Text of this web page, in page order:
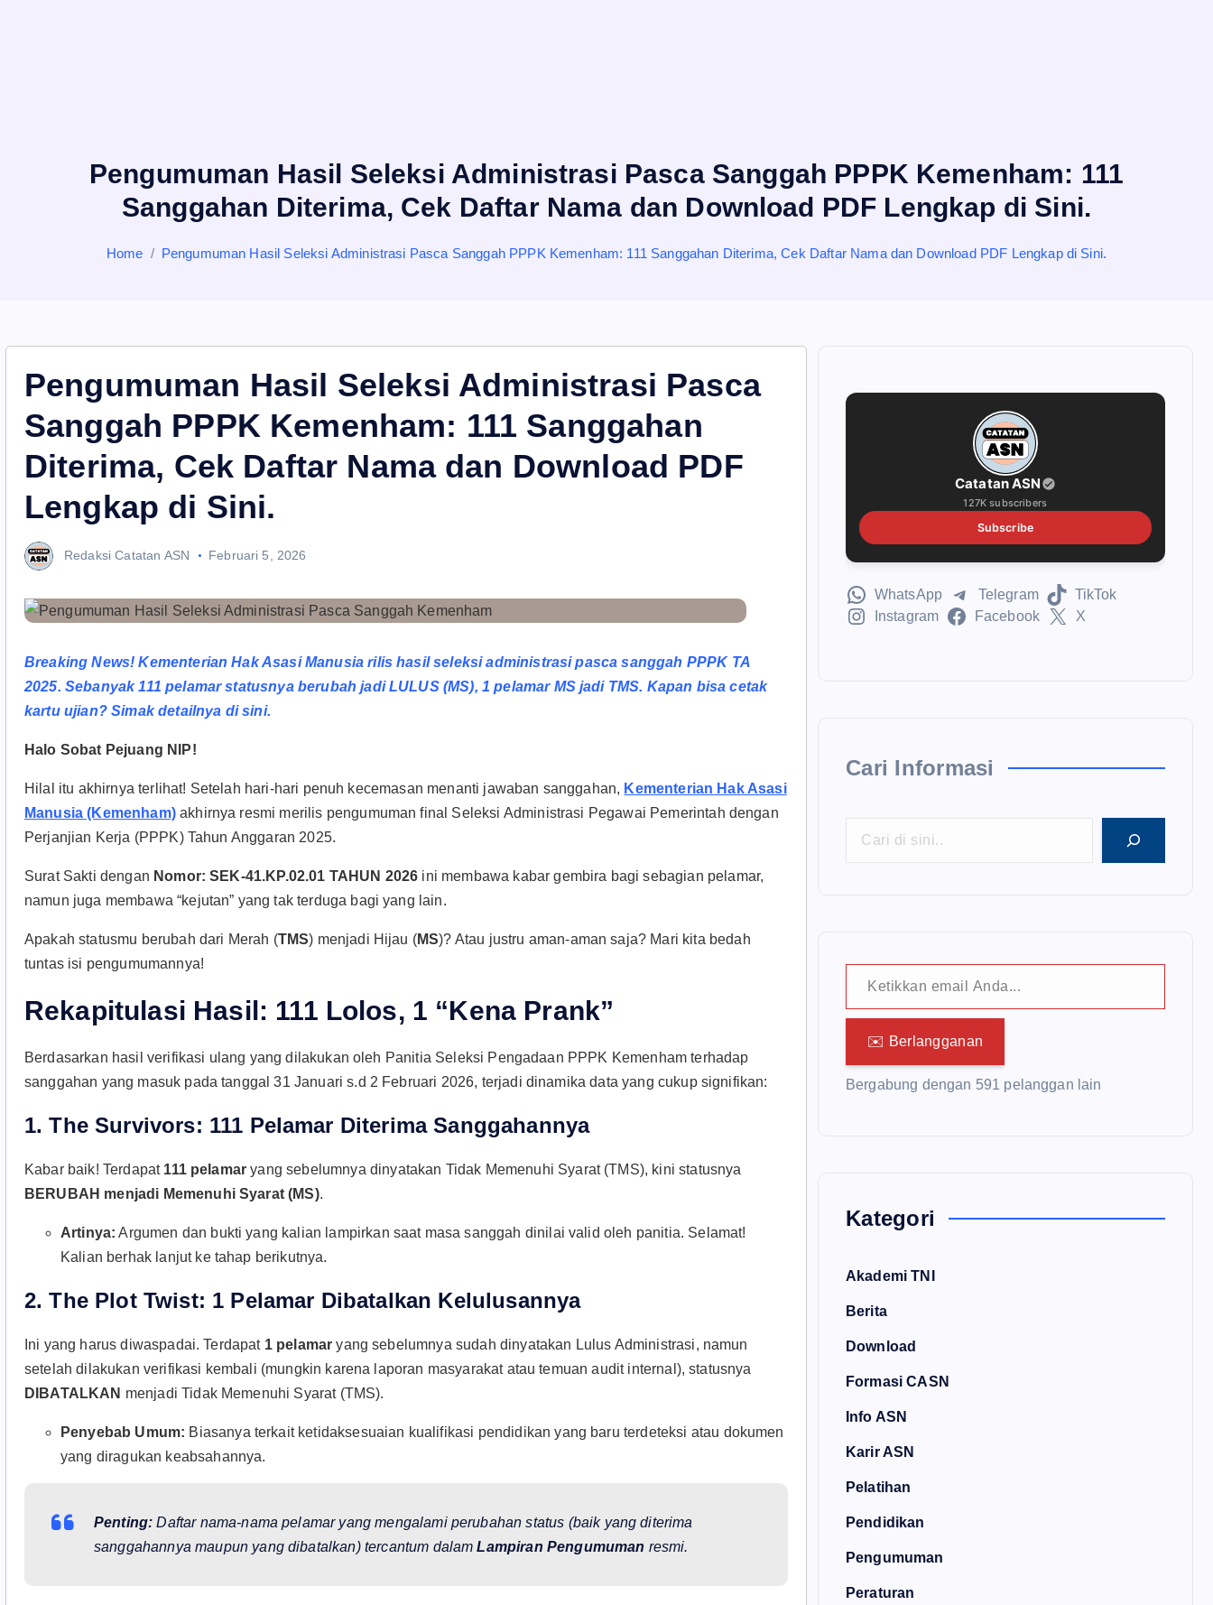
Pengumuman Hasil Seleksi Administrasi Pasca Sanggah PPPK Kemenham: 111
Sanggahan Diterima, Cek Daftar Nama dan Download PDF Lengkap di Sini.
Home Pengumuman Hasil Seleksi Administrasi Pasca Sanggah PPPK Kemenham: 111 Sanggahan Diterima, Cek Daftar Nama dan Download PDF Lengkap di Sini.
Pengumuman Hasil Seleksi Administrasi Pasca
Sanggah PPPK Kemenham: 111 Sanggahan
Diterima, Cek Daftar Nama dan Download PDF
Lengkap di Sini.
Redaksi Catatan ASN Februari 5, 2026
Breaking News! Kementerian Hak Asasi Manusia rilis hasil seleksi administrasi pasca sanggah PPPK TA
2025. Sebanyak 111 pelamar statusnya berubah jadi LULUS (MS), 1 pelamar MS jadi TMS. Kapan bisa cetak
kartu ujian? Simak detailnya di sini.
Halo Sobat Pejuang NIP!
Hilal itu akhirnya terlihat! Setelah hari-hari penuh kecemasan menanti jawaban sanggahan, Kementerian Hak Asasi
Manusia (Kemenham)akhirnya resmi merilis pengumuman final Seleksi Administrasi Pegawai Pemerintah dengan
Perjanjian Kerja (PPPK) Tahun Anggaran 2025.
Surat Sakti dengan Nomor: SEK-41.KP.02.01 TAHUN 2026 ini membawa kabar gembira bagi sebagian pelamar,
namun juga membawa “kejutan” yang tak terduga bagi yang lain.
Apakah statusmu berubah dari Merah (TMS) menjadi Hijau (MS)? Atau justru aman-aman saja? Mari kita bedah
tuntas isi pengumumannya!
Rekapitulasi Hasil: 111 Lolos, 1 “Kena Prank”
Berdasarkan hasil verifikasi ulang yang dilakukan oleh Panitia Seleksi Pengadaan PPPK Kemenham terhadap
sanggahan yang masuk pada tanggal 31 Januari s.d 2 Februari 2026, terjadi dinamika data yang cukup signifikan:
1. The Survivors: 111 Pelamar Diterima Sanggahannya
Kabar baik! Terdapat 111 pelamar yang sebelumnya dinyatakan Tidak Memenuhi Syarat (TMS), kini statusnya
BERUBAH menjadi Memenuhi Syarat (MS).
Artinya: Argumen dan bukti yang kalian lampirkan saat masa sanggah dinilai valid oleh panitia. Selamat!
Kalian berhak lanjut ke tahap berikutnya.
2. The Plot Twist: 1 Pelamar Dibatalkan Kelulusannya
Ini yang harus diwaspadai. Terdapat 1 pelamar yang sebelumnya sudah dinyatakan Lulus Administrasi, namun
setelah dilakukan verifikasi kembali (mungkin karena laporan masyarakat atau temuan audit internal), statusnya
DIBATALKAN menjadi Tidak Memenuhi Syarat (TMS).
Penyebab Umum: Biasanya terkait ketidaksesuaian kualifikasi pendidikan yang baru terdeteksi atau dokumen
yang diragukan keabsahannya.
Penting: Daftar nama-nama pelamar yang mengalami perubahan status (baik yang diterima
sanggahannya maupun yang dibatalkan) tercantum dalamLampiran Pengumuman resmi.
Catatan ASN
127K subscribers
Subscribe
WhatsApp Telegram
TikTok
Instagram
Facebook X
Cari Informasi
Ketikkan email Anda...
✉️ Berlangganan
Bergabung dengan 591 pelanggan lain
Kategori
Akademi TNI
Berita
Download
Formasi CASN
Info ASN
Karir ASN
Pelatihan
Pendidikan
Pengumuman
Peraturan